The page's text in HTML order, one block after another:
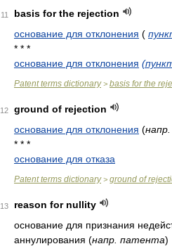
11
basis for the rejection
основание для отклонения (
* * *
основание для отклонения
Patent terms dictionary> basis for the
12
ground of rejection
основание для отклонения (напр.
* * *
основание для отказа
Patent terms dictionary> ground of
13
reason for nullity
основание для признания
аннулирования (напр. патента)